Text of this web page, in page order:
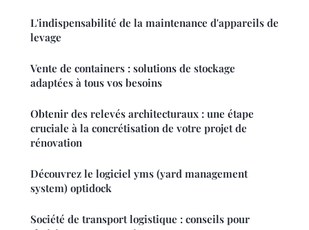
L'indispensabilité de la maintenance d'appareils de
levage
Vente de containers : solutions de stockage
adaptées à tous vos besoins
Obtenir des relevés architecturaux : une étape
cruciale à la concrétisation de votre projet de
rénovation
Découvrez le logiciel yms (yard management
system) optidock
Société de transport logistique : conseils pour